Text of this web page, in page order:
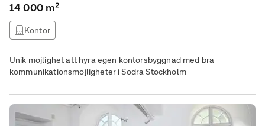
14 000 m²
Kontor
Unik möjlighet att hyra egen kontorsbyggnad med bra
kommunikationsmöjligheter i Södra Stockholm